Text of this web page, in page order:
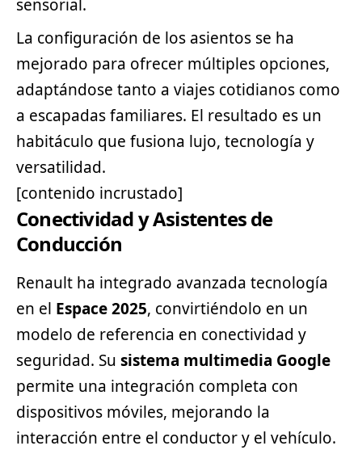
sensorial.
La configuración de los asientos se ha
mejorado para ofrecer múltiples opciones,
adaptándose tanto a viajes cotidianos como
a escapadas familiares. El resultado es un
habitáculo que fusiona lujo, tecnología y
versatilidad.
[contenido incrustado]
Conectividad y Asistentes de
Conducción
Renault ha integrado avanzada tecnología
en el Espace 2025, convirtiéndolo en un
modelo de referencia en conectividad y
seguridad. Su sistema multimedia Google
permite una integración completa con
dispositivos móviles, mejorando la
interacción entre el conductor y el vehículo.